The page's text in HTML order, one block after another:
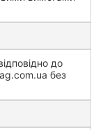
до
без